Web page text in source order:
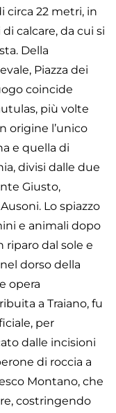
circa 22 metri, in
calcare, da cui si
Della
Piazza dei
coincide
più volte
origine l’unico
e quella di
divisi dalle due
Giusto,
Lo spiazzo
e animali dopo
riparo dal sole e
dorso della
opera
a Traiano, fu
per
dalle incisioni
di roccia a
Montano, che
costringendo